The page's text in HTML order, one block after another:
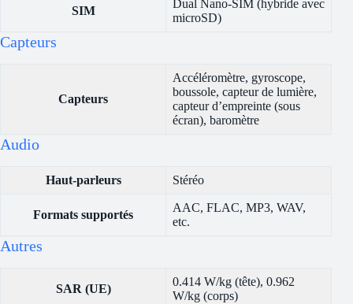
SIM
Dual Nano-SIM (hybride avec
microSD)
Capteurs
Capteurs
Accéléromètre, gyroscope,
boussole, capteur de lumière,
capteur d’empreinte (sous
écran), baromètre
Audio
Haut-parleurs Stéréo
Formats supportés
AAC, FLAC, MP3, WAV,
etc.
Autres
SAR (UE)
0.414 W/kg (tête), 0.962
W/kg (corps)